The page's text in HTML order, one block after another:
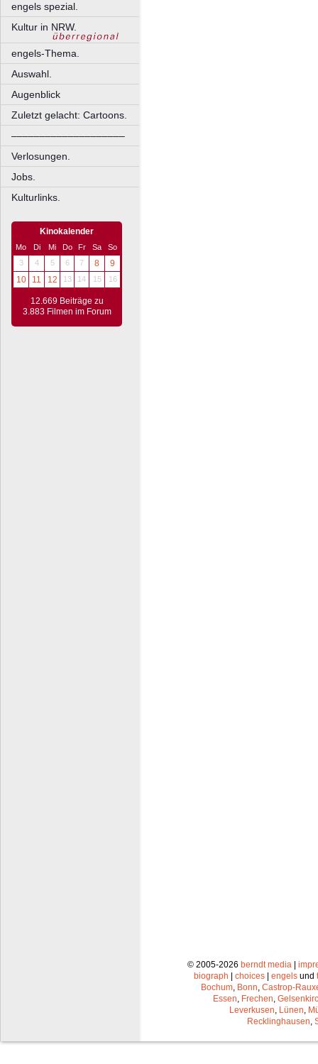
engels spezial.
Kultur in NRW.
engels-Thema.
Auswahl.
Augenblick
Zuletzt gelacht: Cartoons.
––––––––––––––––––––
Verlosungen.
Jobs.
Kulturlinks.
Kinokalender
Mo Di Mi Do Fr Sa
So
3
4 5 6 7 8
9
10
11 12 13 14 15 16
12.669 Beiträge zu
3.883 Filmen im Forum
© 2005-2026 berndt media |
biograph | choices | engels und
Bochum Bonn Castrop-
Essen Frechen
Leverkusen Lünen
Recklinghausen